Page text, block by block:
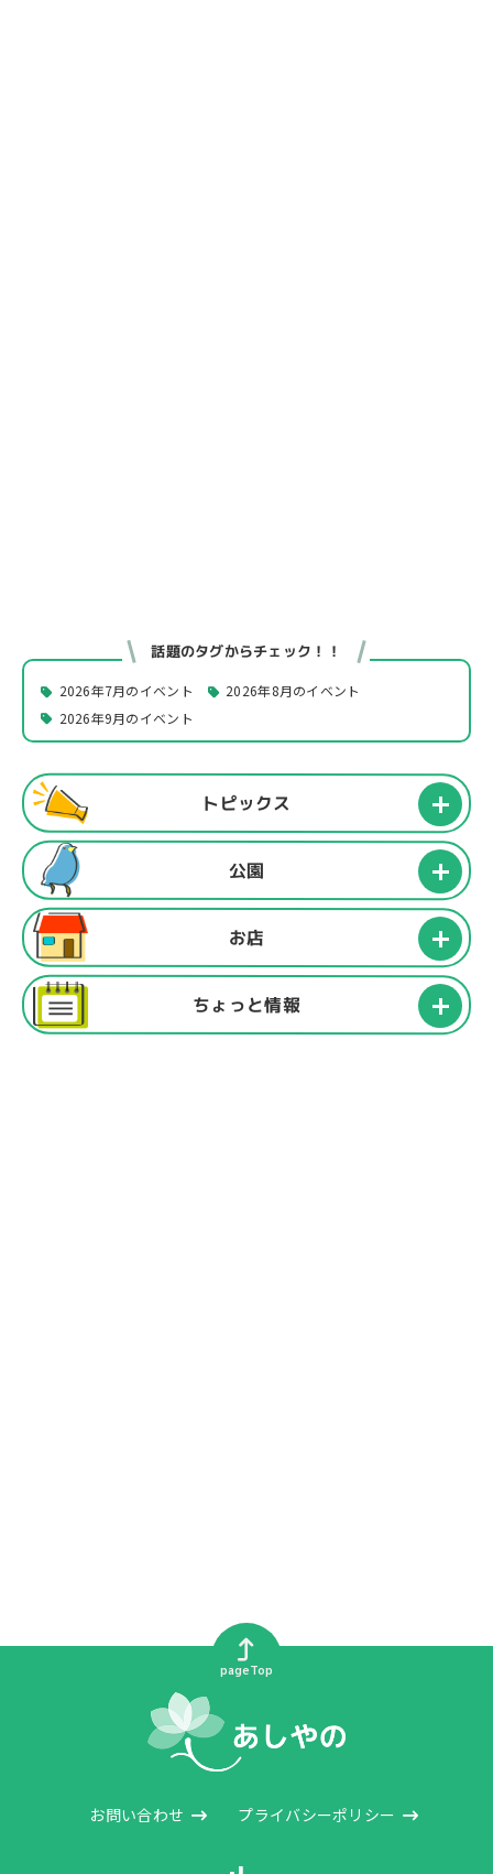
話題のタグからチェック！！
2026年7月のイベント
2026年8月のイベント
2026年9月のイベント
トピックス
公園
お店
ちょっと情報
お問い合わせ プライバシーポリシー
pageTop